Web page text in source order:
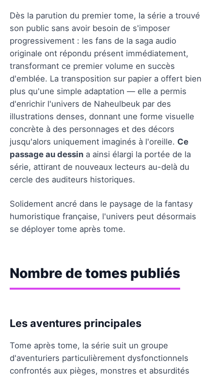
Dès la parution du premier tome, la série a trouvé
son public sans avoir besoin de s'imposer
progressivement : les fans de la saga audio
originale ont répondu présent immédiatement,
transformant ce premier volume en succès
d'emblée. La transposition sur papier a offert bien
plus qu'une simple adaptation — elle a permis
d'enrichir l'univers de Naheulbeuk par des
illustrations denses, donnant une forme visuelle
concrète à des personnages et des décors
jusqu'alors uniquement imaginés à l'oreille. Ce
passage au dessin a ainsi élargi la portée de la
série, attirant de nouveaux lecteurs au-delà du
cercle des auditeurs historiques.
Solidement ancré dans le paysage de la fantasy
humoristique française, l'univers peut désormais
se déployer tome après tome.
Nombre de tomes publiés
Les aventures principales
Tome après tome, la série suit un groupe
d'aventuriers particulièrement dysfonctionnels
confrontés aux pièges, monstres et absurdités